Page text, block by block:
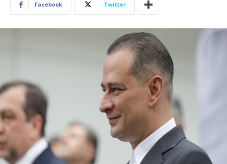
Facebook Twitter